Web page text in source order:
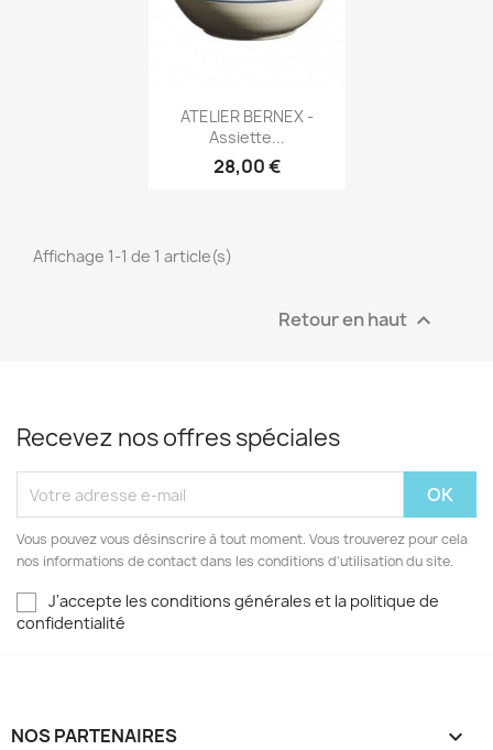
Aperçu rapide
ATELIER BERNEX -
Assiette...
28,00 €
Affichage 1-1 de 1 article(s)
Retour en haut 
Recevez nos offres spéciales
Vous pouvez vous désinscrire à tout moment. Vous trouverez pour cela
nos informations de contact dans les conditions d'utilisation du site.
J'accepte les conditions générales et la politique de
confidentialité
NOS PARTENAIRES 